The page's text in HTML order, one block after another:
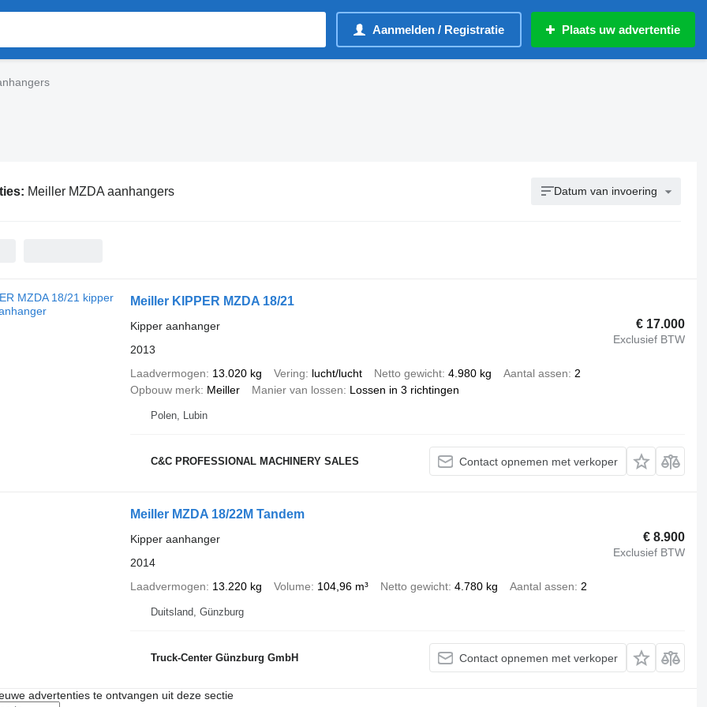
Aanmelden / Registratie Plaats uw advertentie
Meiller MZDA aanhangers Datum van invoering
Meiller KIPPER MZDA 18/21
€ 17.000
Exclusief BTW
Kipper aanhanger
2013
Laadvermogen
13.020 kg Vering lucht/lucht Netto gewicht 4.980 kg Aantal assen
2
Opbouw merk Meiller Manier van lossen Lossen in 3 richtingen
Polen, Lubin
C&C PROFESSIONAL MACHINERY SALES Contact opnemen met verkoper
Meiller MZDA 18/22M Tandem
€ 8.900
Exclusief BTW
Kipper aanhanger
2014
Laadvermogen
13.220 kg Volume 104,96 m³ Netto gewicht 4.780 kg Aantal assen 2
Duitsland, Günzburg
Truck-Center Günzburg GmbH Contact opnemen met verkoper
advertenties te ontvangen uit deze sectie